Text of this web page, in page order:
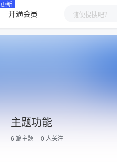
更新
开通会员
主题功能
6 篇主题 | 0 人关注